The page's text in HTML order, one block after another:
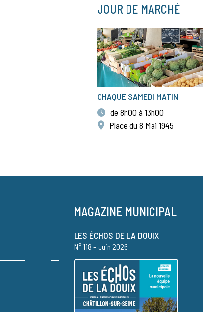
JOUR DE MARCHÉ
CHAQUE SAMEDI MATIN
de 8h00 à 13h00
Place du 8 Mai 1945
MAGAZINE MUNICIPAL
LES ÉCHOS DE LA DOUIX
N° 118 – Juin 2026